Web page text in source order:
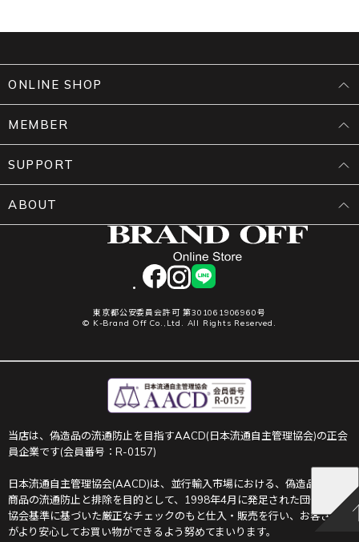
facebookinstagram
LINE
東京都公安委員会許可 第301061906960号
© K-Brand Off Co.,Ltd. All Rights Reserved.
ONLINE SHOP
MEMBER
SUPPORT
ABOUT
当店は、偽造品の流通防止を目指すAACD(日本流通自主管理協会)の正会
員企業です(会員番号：R-0157)
日本流通自主管理協会(AACD)は、並行輸入市場における、偽造品や不正
商品の流通防止と排除を目的として、1998年4月に発足された団体です。
協会基準に基づいた厳正なチェックのもと仕入・販売を行い、お客さま
がより安心してお買い物ができるよう努めてまいります。